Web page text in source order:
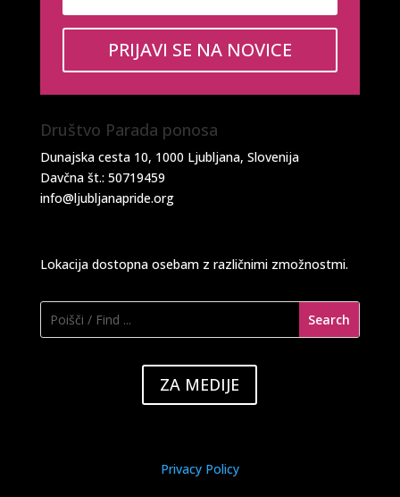
PRIJAVI SE NA NOVICE
Društvo Parada ponosa
Dunajska cesta 10, 1000 Ljubljana, Slovenija
Davčna št.: 50719459
info@ljubljanapride.org
Lokacija dostopna osebam z različnimi zmožnostmi.
ZA MEDIJE
Privacy Policy